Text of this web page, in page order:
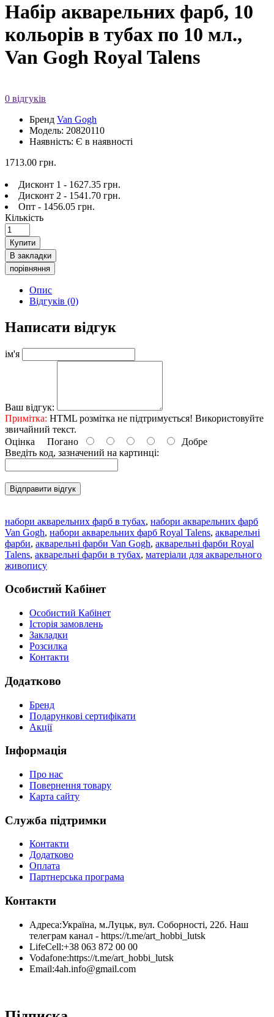
Набір акварельних фарб, 10
кольорів в тубах по 10 мл.,
Van Gogh Royal Talens
0 відгуків
Бренд Van Gogh
Модель: 20820110
Наявність: Є в наявності
1713.00 грн.
Дисконт 1 - 1627.35 грн.
Дисконт 2 - 1541.70 грн.
Опт - 1456.05 грн.
Кількість
Купити
В закладки
порівняння
Опис
Відгуків (0)
Написати відгук
ім'я
Ваш відгук:
Примітка: HTML розмітка не підтримується! Використовуйте
звичайний текст.
Оцінка Погано
Добре
Введіть код, зазначений на картинці:
Відправити відгук
набори акварельних фарб в тубах, набори акварельних фарб
Van Gogh, набори акварельних фарб Royal Talens, акварельні
фарби, акварельні фарби Van Gogh, акварельні фарби Royal
Talens, акварельні фарби в тубах, матеріали для акварельного
живопису
Особистий Кабінет
Особистий Кабінет
Історія замовлень
Закладки
Розсилка
Контакти
Додатково
Бренд
Подарункові сертифікати
Акції
Інформація
Про нас
Повернення товару
Карта сайту
Служба підтримки
Контакти
Додатково
Оплата
Партнерська програма
Контакти
Адреса:Україна, м.Луцьк, вул. Соборності, 22б. Наш
телеграм канал - https://t.me/art_hobbi_lutsk
LifeCell:+38 063 872 00 00
Vodafone:https://t.me/art_hobbi_lutsk
Email:4ah.info@gmail.com